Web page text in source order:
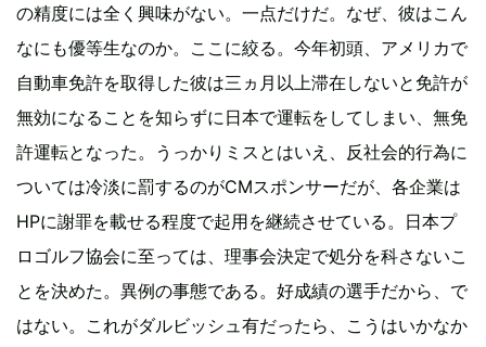
の精度には全く興味がない。一点だけだ。なぜ、彼はこん
なにも優等生なのか。ここに絞る。今年初頭、アメリカで
自動車免許を取得した彼は三ヵ月以上滞在しないと免許が
無効になることを知らずに日本で運転をしてしまい、無免
許運転となった。うっかりミスとはいえ、反社会的行為に
ついては冷淡に罰するのがCMスポンサーだが、各企業は
HPに謝罪を載せる程度で起用を継続させている。日本プ
ロゴルフ協会に至っては、理事会決定で処分を科さないこ
とを決めた。異例の事態である。好成績の選手だから、で
はない。これがダルビッシュ有だったら、こうはいかなか